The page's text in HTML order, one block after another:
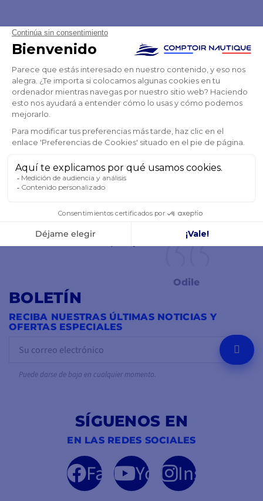
TENEMOS CONFIANZA
4,8 / 5
es un sitio que voy a recomendar
Odile
BOLETÍN
RECIBA NUESTRAS ÚLTIMAS NOTICIAS Y
OFERTAS ESPECIALES
OK
Puede darse de baja en cualquier momento.
SÍGUENOS EN
EN LAS REDES SOCIALES
FacebookYouTubeInstagram